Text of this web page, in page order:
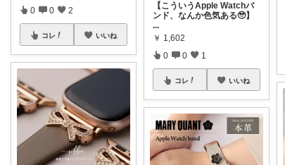
0 0 2
コレ いいね
【こういうApple Watchバ
ンド、なんか色気ある🥹】
...
￥ 1,602
0 0 1
コレ いいね